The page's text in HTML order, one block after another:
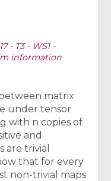
- T3 - WS1 -
information
matrix
under tensor
with n copies of
and
are trivial
that for every
non-trivial maps